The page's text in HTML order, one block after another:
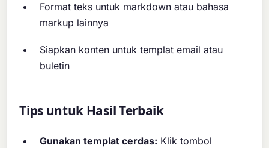
Format teks untuk markdown atau bahasa
markup lainnya
Siapkan konten untuk templat email atau
buletin
Tips untuk Hasil Terbaik
Gunakan templat cerdas: Klik tombol